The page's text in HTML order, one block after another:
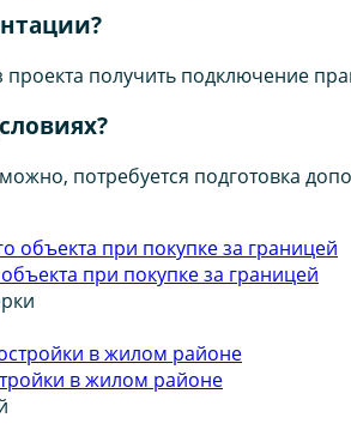
проекта получить подключение
потребуется подготовка
при покупке за границей
в жилом районе